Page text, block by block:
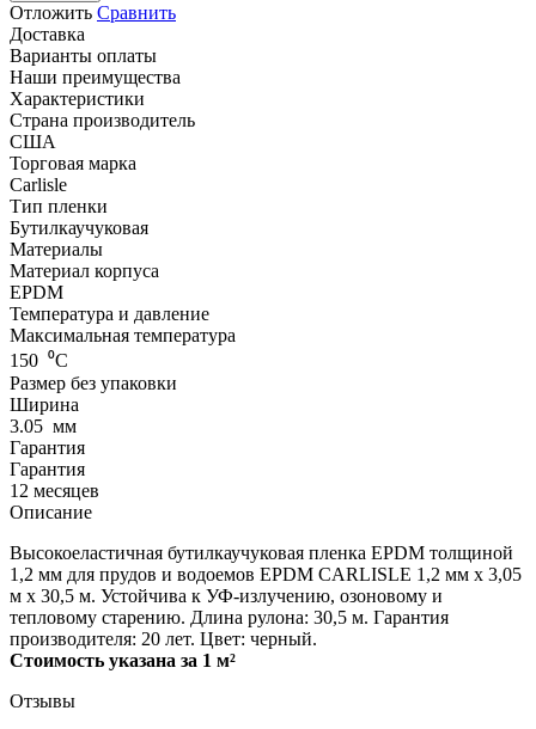
Отложить Сравнить
Доставка
Варианты оплаты
Наши преимущества
Характеристики
Страна производитель
США
Торговая марка
Carlisle
Тип пленки
Бутилкаучуковая
Материалы
Материал корпуса
EPDM
Температура и давление
Максимальная температура
150 ⁰С
Размер без упаковки
Ширина
3.05 мм
Гарантия
Гарантия
12 месяцев
Описание
Высокоеластичная бутилкаучуковая пленка EPDM толщиной
1,2 мм для прудов и водоемов EPDM CARLISLE 1,2 мм x 3,05
м x 30,5 м. Устойчива к УФ-излучению, озоновому и
тепловому старению. Длина рулона: 30,5 м. Гарантия
производителя: 20 лет. Цвет: черный.
Стоимость указана за 1 м²
Отзывы